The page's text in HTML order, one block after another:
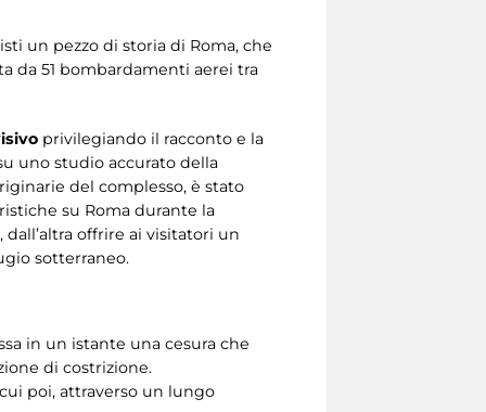
un pezzo di storia di Roma, che
da 51 bombardamenti aerei tra
privilegiando il racconto e la
uno studio accurato della
del complesso, è stato
su Roma durante la
offrire ai visitatori un
sotterraneo.
in un istante una cesura che
di costrizione.
poi, attraverso un lungo